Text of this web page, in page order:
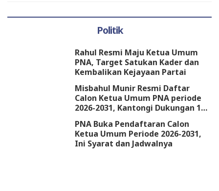
Politik
Rahul Resmi Maju Ketua Umum
PNA, Target Satukan Kader dan
Kembalikan Kejayaan Partai
Misbahul Munir Resmi Daftar
Calon Ketua Umum PNA periode
2026-2031, Kantongi Dukungan 18
PNA Buka Pendaftaran Calon
Ketua Umum Periode 2026-2031,
Ini Syarat dan Jadwalnya